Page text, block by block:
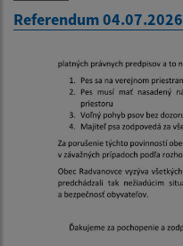
Referendum 04.07.2026